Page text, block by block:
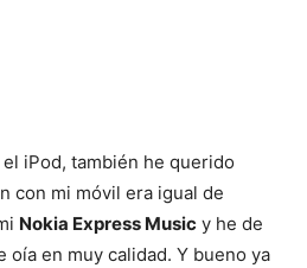
iPod, también he querido
con mi móvil era igual de
Nokia Express Music y he de
oía en muy calidad. Y bueno ya